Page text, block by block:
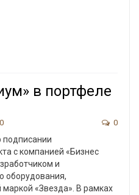
в портфеле
0 0
с компанией «Бизнес
и
оборудования,
«Звезда». В рамках